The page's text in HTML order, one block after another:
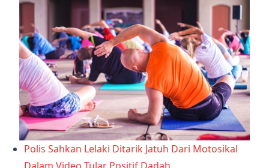
Polis Sahkan Lelaki Ditarik Jatuh Dari Motosikal
Dalam Video Tular Positif Dadah